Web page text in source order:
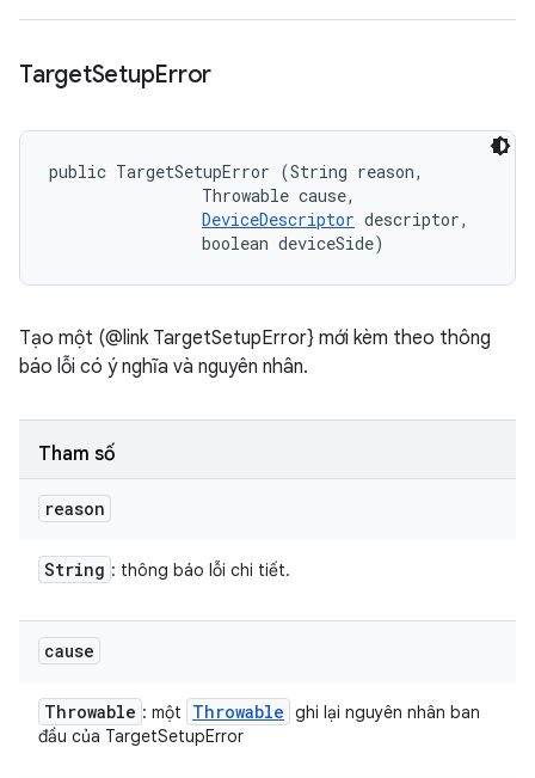
TargetSetupError
public TargetSetupError (String reason,
                Throwable cause,
DeviceDescriptor descriptor,
                boolean deviceSide)
Tạo một (@link TargetSetupError} mới kèm theo thông
báo lỗi có ý nghĩa và nguyên nhân.
Tham số
reason
String : thông báo lỗi chi tiết.
cause
Throwable : một Throwable ghi lại nguyên nhân ban
đầu của TargetSetupError